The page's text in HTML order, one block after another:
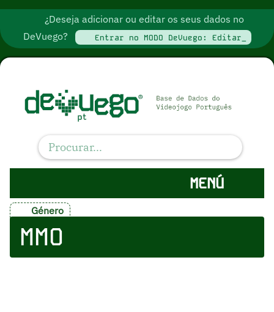
¿Deseja adicionar ou editar os seus dados no
DeVuego?
Entrar no MODO DeVuego: Editar_
MENÚ
Género
MMO